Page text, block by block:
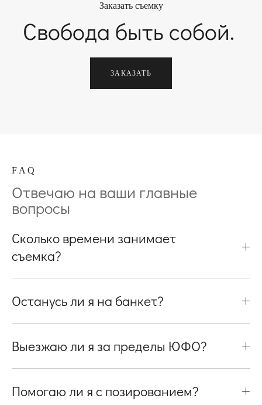
Заказать съемку
Свобода быть собой.
ЗАКАЗАТЬ
F A Q
Отвечаю на ваши главные
вопросы
Сколько времени занимает
съемка?
Останусь ли я на банкет?
Выезжаю ли я за пределы ЮФО?
Помогаю ли я с позированием?